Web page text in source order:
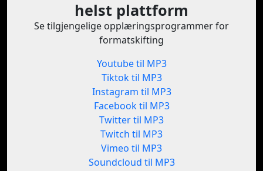
helst plattform
Se tilgjengelige opplæringsprogrammer for
formatskifting
Youtube til MP3
Tiktok til MP3
Instagram til MP3
Facebook til MP3
Twitter til MP3
Twitch til MP3
Vimeo til MP3
Soundcloud til MP3